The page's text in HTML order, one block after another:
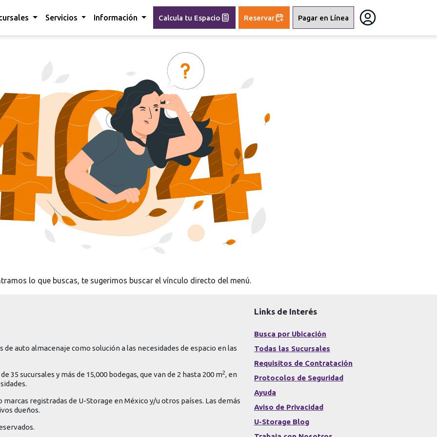
Servicios Información Calcula tu Espacio Reservar Pagar en Línea
lo que buscas, te sugerimos buscar el vínculo directo del menú.
auto almacenaje como solución a las necesidades de espacio en las
sucursales y más de 15,000 bodegas, que van de 2 hasta 200 m2, en
registradas de U-Storage en México y/u otros países. Las demás
dueños.
Links de Interés
Busca por Ubicación
Todas las Sucursales
Requisitos de Contratación
Protocolos de Seguridad
Ayuda
Aviso de Privacidad
U-Storage Blog